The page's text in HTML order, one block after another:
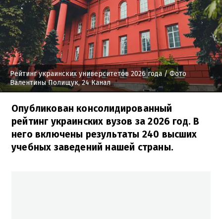
Рейтинг украинских университетов 2026 года / Фото
Валентины Полищук, 24 Канал
Опубликован консолидированный
рейтинг украинских вузов за 2026 год. В
него включены результаты 240 высших
учебных заведений нашей страны.